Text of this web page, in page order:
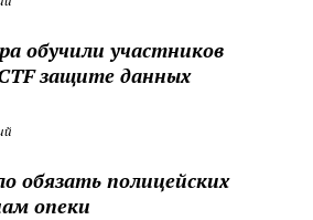
обучили участников
защите данных
обязать полицейских
опеки